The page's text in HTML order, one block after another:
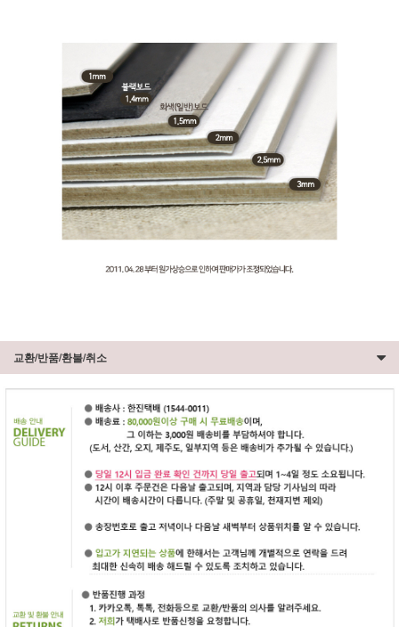
교환/반품/환불/취소